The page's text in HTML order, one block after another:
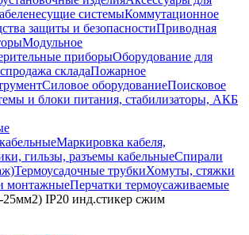
системыКоммутационное
защиты и безопасностиПриводная
Модульное
приборыОборудование для
складаПожарное
Силовое оборудованиеПоисковое
и блоки питания, стабилизаторы, АКБ
Маркировка кабеля,
гильзы, разъемы кабельныеСпирали
Термоусадочные трубкиХомуты, стяжки
монтажныеПерчатки термоусаживаемые
IP20 инд.стикер сжим